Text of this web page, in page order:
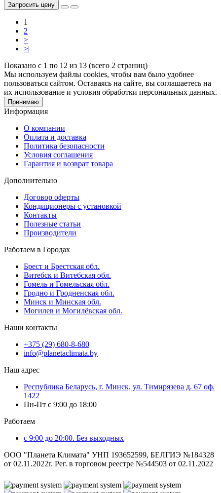
Запросить цену
1
2
>
>|
Показано с 1 по 12 из 13 (всего 2 страниц)
Мы используем файлы cookies, чтобы вам было удобнее
пользоваться сайтом. Оставаясь на сайте, вы соглашаетесь на
их использование и условия обработки персональных данных.
Принимаю
Информация
О компании
Оплата и доставка
Политика безопасности
Условия соглашения
Гарантия и возврат товара
Дополнительно
Договор оферты
Кондиционеры с установкой
Контакты
Полезные статьи
Производители
Работаем в Городах
Брест и Брестская обл.
Витебск и Витебская обл.
Гомель и Гомельская обл.
Гродно и Гродненская обл.
Минск и Минская обл.
Могилев и Могилёвская обл.
Наши контакты
+375 (29) 680-8-680
info@planetaclimata.by
Наш адрес
Республика Беларусь, г. Минск, ул. Тимирязева д. 67 оф.
1422
Пн-Пт с 9:00 до 18:00
Работаем
с 9:00 до 20:00. Без выходных
ООО "Планета Климата" УНП 193652599, БЕЛГИЭ №184328
от 02.11.2022г. Рег. в торговом реестре №544503 от 02.11.2022